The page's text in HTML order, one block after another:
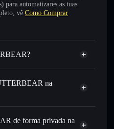
para automatizares as tuas
vê Como Comprar
na
Solflare
trocar BUTTERBEAR por
de forma privada na